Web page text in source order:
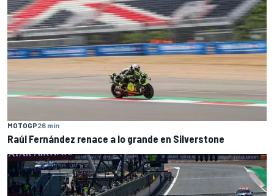
MOTOGP26 min
Raúl Fernández renace a lo grande en Silverstone